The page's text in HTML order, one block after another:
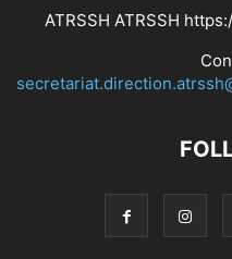
ATRSSH ATRSSH